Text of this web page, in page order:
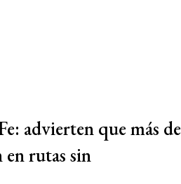
advierten que más de
en rutas sin